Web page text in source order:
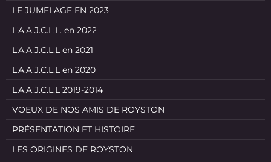
LE JUMELAGE EN 2023
L'A.A.J.C.L.L. en 2022
L'A.A.J.C.L.L en 2021
L'A.A.J.C.L.L en 2020
L'A.A.J.C.L.L 2019-2014
VOEUX DE NOS AMIS DE ROYSTON
PRÉSENTATION ET HISTOIRE
LES ORIGINES DE ROYSTON